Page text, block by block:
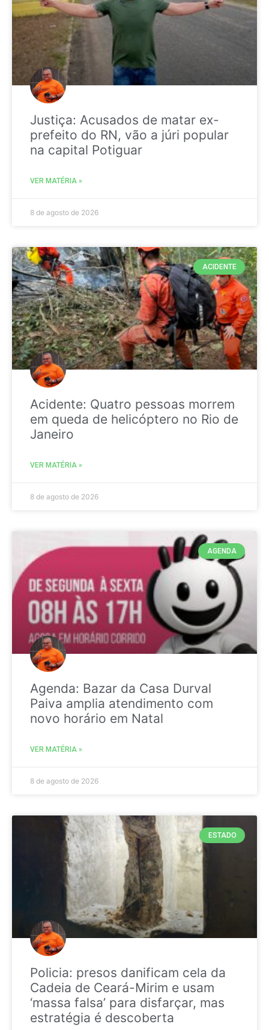
Justiça: Acusados de matar ex-
prefeito do RN, vão a júri popular
na capital Potiguar
VER MATÉRIA »
8 de agosto de 2026
ACIDENTE
Acidente: Quatro pessoas morrem
em queda de helicóptero no Rio de
Janeiro
VER MATÉRIA »
8 de agosto de 2026
AGENDA
Agenda: Bazar da Casa Durval
Paiva amplia atendimento com
novo horário em Natal
VER MATÉRIA »
8 de agosto de 2026
ESTADO
Policia: presos danificam cela da
Cadeia de Ceará-Mirim e usam
‘massa falsa’ para disfarçar, mas
estratégia é descoberta